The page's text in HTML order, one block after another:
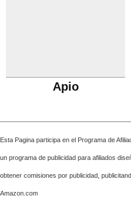
Apio
Esta Pagina participa en el Programa de
un programa de publicidad para afiliados
obtener comisiones por publicidad,
Amazon.com